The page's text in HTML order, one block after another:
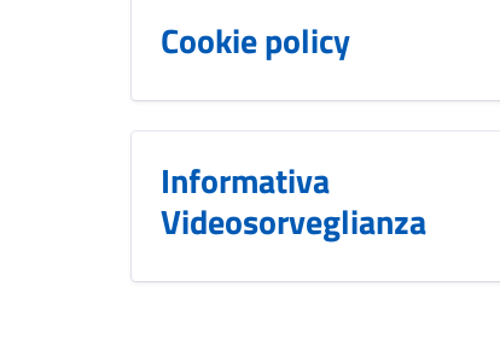
Cookie policy
Informativa
Videosorveglianza